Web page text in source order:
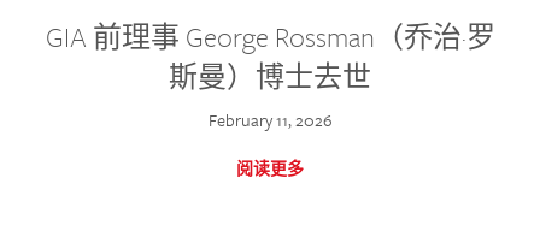
GIA 前理事 George Rossman（乔治·罗
斯曼）博士去世
February 11, 2026
阅读更多